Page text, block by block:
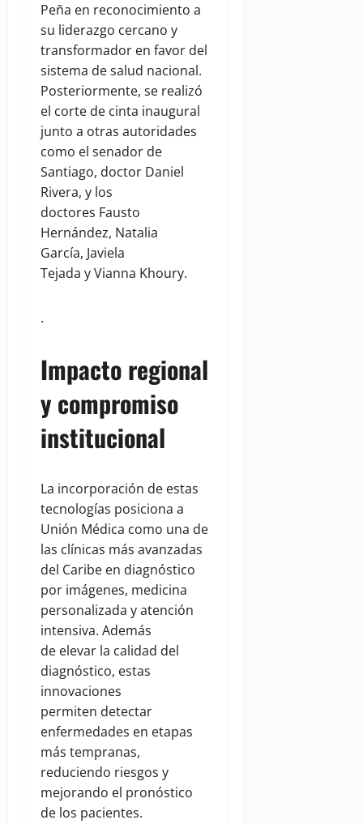
Peña en reconocimiento a
su liderazgo cercano y
transformador en favor del
sistema de salud nacional.
Posteriormente, se realizó
el corte de cinta inaugural
junto a otras autoridades
como el senador de
Santiago, doctor Daniel
Rivera, y los
doctores Fausto
Hernández, Natalia
García, Javiela
Tejada y Vianna Khoury.
.
Impacto regional
y compromiso
institucional
La incorporación de estas
tecnologías posiciona a
Unión Médica como una de
las clínicas más avanzadas
del Caribe en diagnóstico
por imágenes, medicina
personalizada y atención
intensiva. Además
de elevar la calidad del
diagnóstico, estas
innovaciones
permiten detectar
enfermedades en etapas
más tempranas,
reduciendo riesgos y
mejorando el pronóstico
de los pacientes.